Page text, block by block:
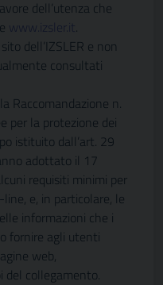
dell’utenza che
www.izsler.it.
dell’IZSLER e non
consultati
Raccomandazione n.
per la protezione dei
istituito dall’art. 29
adottato il 17
requisiti minimi per
e, in particolare, le
informazioni che i
fornire agli utenti
web,
del collegamento.